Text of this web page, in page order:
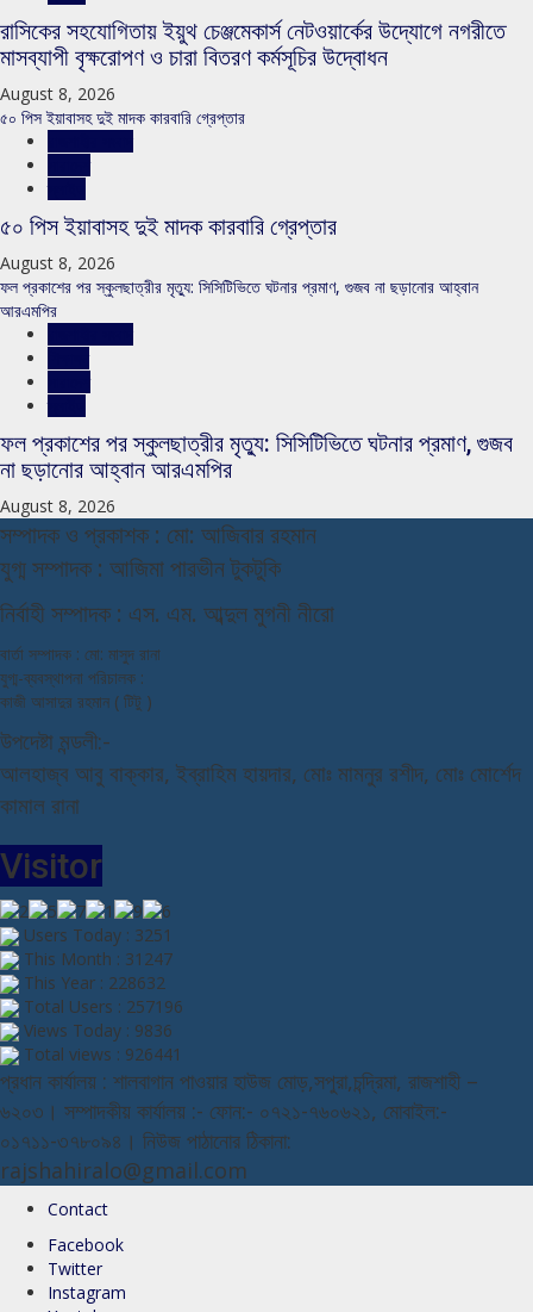
রাসিকের সহযোগিতায় ইয়ুথ চেঞ্জমেকার্স নেটওয়ার্কের উদ্যোগে নগরীতে
মাসব্যাপী বৃক্ষরোপণ ও চারা বিতরণ কর্মসূচির উদ্বোধন
August 8, 2026
৫০ পিস ইয়াবাসহ দুই মাদক কারবারি গ্রেপ্তার
৫০ পিস ইয়াবাসহ দুই মাদক কারবারি গ্রেপ্তার
August 8, 2026
ফল প্রকাশের পর স্কুলছাত্রীর মৃত্যু: সিসিটিভিতে ঘটনার প্রমাণ, গুজব না ছড়ানোর আহ্বান
আরএমপির
ফল প্রকাশের পর স্কুলছাত্রীর মৃত্যু: সিসিটিভিতে ঘটনার প্রমাণ, গুজব
না ছড়ানোর আহ্বান আরএমপির
August 8, 2026
সম্পাদক ও প্রকাশক : মো: আজিবার রহমান
যুগ্ম সম্পাদক : আজিমা পারভীন টুকটুকি
নির্বাহী সম্পাদক : এস. এম. আব্দুল মুগনী নীরো
বার্তা সম্পাদক : মো: মাসুদ রানা
যুগ্ম-ব্যবস্থাপনা পরিচালক :
কাজী আসাদুর রহমান ( টিটু )
উপদেষ্টা মন্ডলী:-
আলহাজ্ব আবু বাক্কার, ইব্রাহিম হায়দার, মোঃ মামনুর রশীদ, মোঃ মোর্শেদ
কামাল রানা
Visitor
Users Today : 3251
This Month : 31247
This Year : 228632
Total Users : 257196
Views Today : 9836
Total views : 926441
প্রধান কার্যালয় : শালবাগান পাওয়ার হাউজ মোড়,সপুরা,চন্দ্রিমা, রাজশাহী –
৬২০৩। সম্পাদকীয় কার্যালয় :- ফোন:- ০৭২১-৭৬০৬২১, মোবাইল:-
০১৭১১-৩৭৮০৯৪। নিউজ পাঠানোর ঠিকানা:
rajshahiralo@gmail.com
Contact
Facebook
Twitter
Instagram